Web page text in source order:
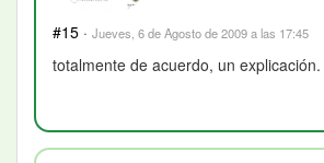
#15 · Jueves, 6 de Agosto de 2009 a las 17:45
totalmente de acuerdo, un explicación.